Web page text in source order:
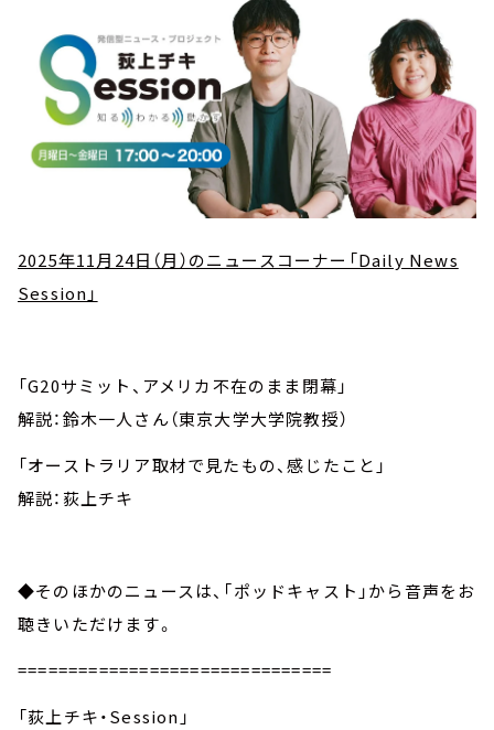
2025年11月24日（月）のニュースコーナー「Daily News
Session」
「G20サミット、アメリカ不在のまま閉幕」
解説：鈴木一人さん（東京大学大学院教授）
「オーストラリア取材で見たもの、感じたこと」
解説：荻上チキ
◆そのほかのニュースは、「ポッドキャスト」から音声をお
聴きいただけます。
===============================
「荻上チキ・Session」